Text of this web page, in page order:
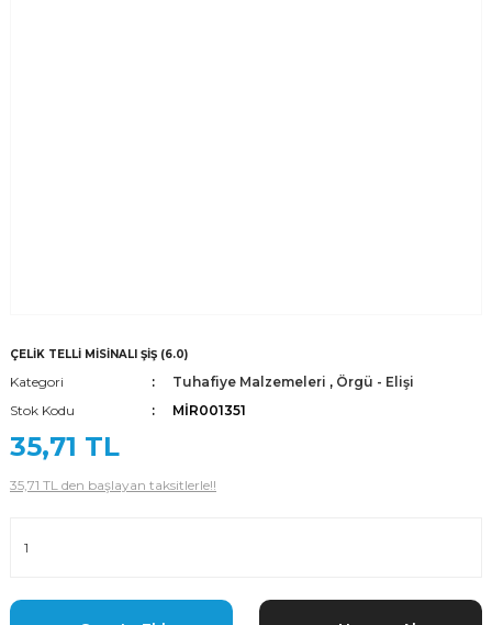
ÇELİK TELLİ MİSİNALI ŞİŞ (6.0)
Kategori Tuhafiye Malzemeleri , Örgü - Elişi
Stok Kodu
MİR001351
35,71 TL
35,71 TL den başlayan taksitlerle!!